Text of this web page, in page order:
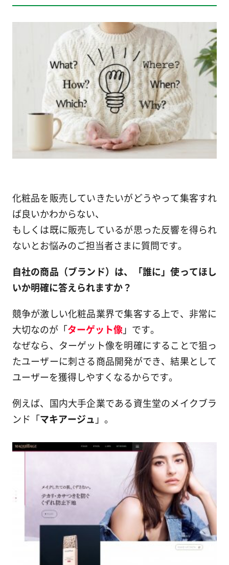
化粧品を販売していきたいがどうやって集客すれ
ば良いかわからない、
もしくは既に販売しているが思った反響を得られ
ないとお悩みのご担当者さまに質問です。
自社の商品（ブランド）は、「誰に」使ってほし
いか明確に答えられますか？
競争が激しい化粧品業界で集客する上で、非常に
大切なのが「ターゲット像 」です。
なぜなら、ターゲット像を明確にすることで狙っ
たユーザーに刺さる商品開発ができ、結果として
ユーザーを獲得しやすくなるからです。
例えば、国内大手企業である資生堂のメイクブラ
ンド「マキアージュ 」。